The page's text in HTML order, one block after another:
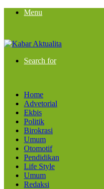
Menu
Search for
Home
Advetorial
Ekbis
Politik
Birokrasi
Umum
Otomotif
Pendidikan
Life Style
Umum
Redaksi